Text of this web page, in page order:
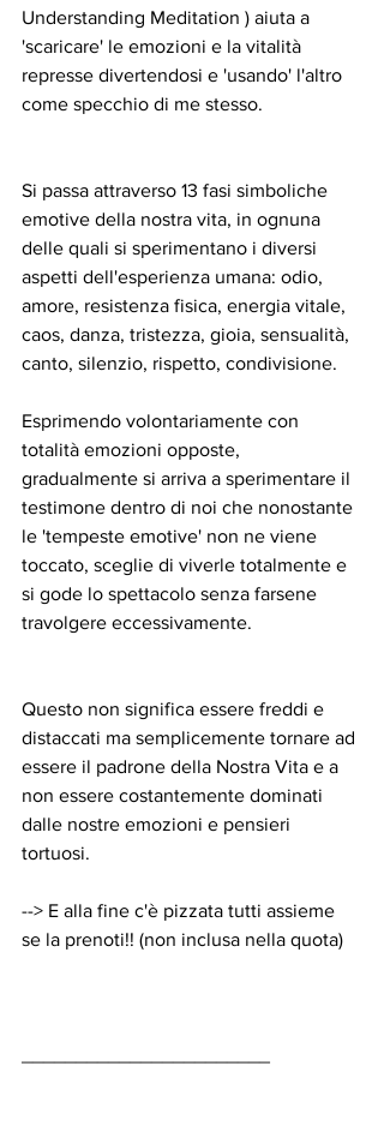
Understanding Meditation ) aiuta a
'scaricare' le emozioni e la vitalità
represse divertendosi e 'usando' l'altro
come specchio di me stesso.
Si passa attraverso 13 fasi simboliche
emotive della nostra vita, in ognuna
delle quali si sperimentano i diversi
aspetti dell'esperienza umana: odio,
amore, resistenza fisica, energia vitale,
caos, danza, tristezza, gioia, sensualità,
canto, silenzio, rispetto, condivisione.
Esprimendo volontariamente con
totalità emozioni opposte,
gradualmente si arriva a sperimentare il
testimone dentro di noi che nonostante
le 'tempeste emotive' non ne viene
toccato, sceglie di viverle totalmente e
si gode lo spettacolo senza farsene
travolgere eccessivamente.
Questo non significa essere freddi e
distaccati ma semplicemente tornare ad
essere il padrone della Nostra Vita e a
non essere costantemente dominati
dalle nostre emozioni e pensieri
tortuosi.
--> E alla fine c'è pizzata tutti assieme
se la prenoti!! (non inclusa nella quota)